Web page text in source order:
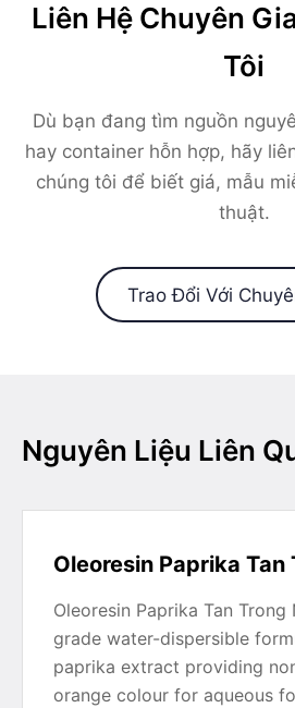
Liên Hệ Chuyên
Tôi
Dù bạn đang tìm nguồn
hay container hỗn hợp, hãy
chúng tôi để biết giá, mẫu
thuật.
Trao Đổi Với
Nguyên Liệu Liên
Oleoresin Paprika Tan
Oleoresin Paprika Tan
grade water-dispersible
paprika extract providing
orange colour for aqueous